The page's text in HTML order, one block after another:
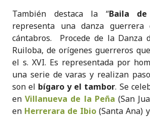
También destaca la “Baila
representa una danza guerrera
cántabros. Procede de la Danza
Ruiloba, de orígenes guerreros
el s. XVI. Es representada por
una serie de varas y realizan
son el bígaro y el tambor. Se
enVillanueva de la Peña (San
en Herrerara de Ibio (Santa Ana)